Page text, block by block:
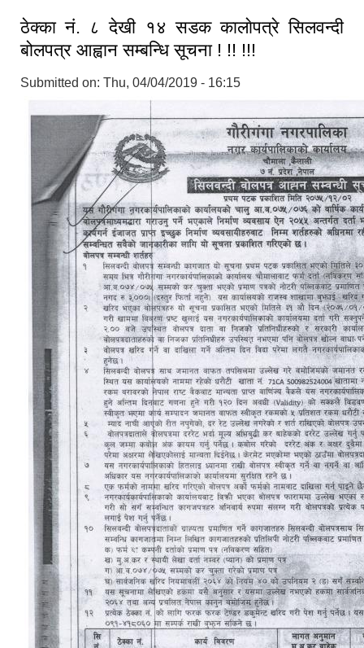
ठेक्का नं. ८ देखी १४ सडक कालाेपत्रे सिलवन्दी
बोलपत्र आह्वान सम्बन्धि सूचना ! !! !!!
Submitted on: Thu, 04/04/2019 - 16:15